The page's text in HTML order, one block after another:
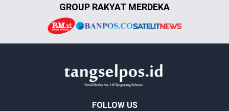
GROUP RAKYAT MERDEKA
FOLLOW US